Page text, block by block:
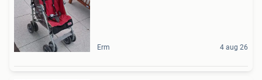
Erm 4 aug 26